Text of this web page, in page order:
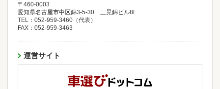
〒460-0003
愛知県名古屋市中区錦3-5-30 三晃錦ビル8F
TEL：052-959-3460（代表）
FAX：052-959-3463
運営サイト